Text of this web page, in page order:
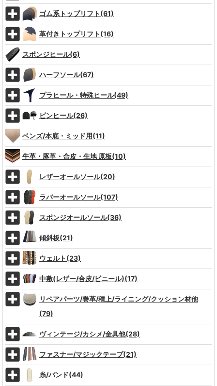
ゴム系トップリフト(61)
革付きトップリフト(16)
スポンジヒール(6)
ハーフソール(67)
プラヒール・特殊ヒール(49)
ピンヒール(26)
ベンズ/本底・ミッド用(11)
牛革・豚革・合皮・生地 原板(10)
レザーオールソール(20)
ラバーオールソール(107)
スポンジオールソール(36)
傾斜板(21)
ウェルト(23)
中敷(レザー/合皮/ビニール)(17)
リペアパーツ/巻革/積上/ライニング/クッション材他
(79)
ヴィンテージ/カシメ/金具他(28)
ファスナー/マジックテープ(21)
糸/バンド(44)